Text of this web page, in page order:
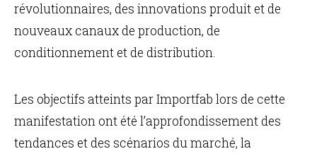
révolutionnaires, des innovations produit et de
nouveaux canaux de production, de
conditionnement et de distribution.
Les objectifs atteints par Importfab lors de cette
manifestation ont été l’approfondissement des
tendances et des scénarios du marché, la